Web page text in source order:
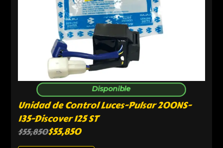
Disponible
Unidad de Control Luces-Pulsar 200NS-
135-Discover 125 ST
$55,850$55,850